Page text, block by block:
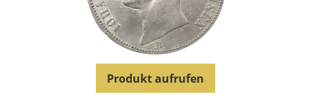
Produkt aufrufen